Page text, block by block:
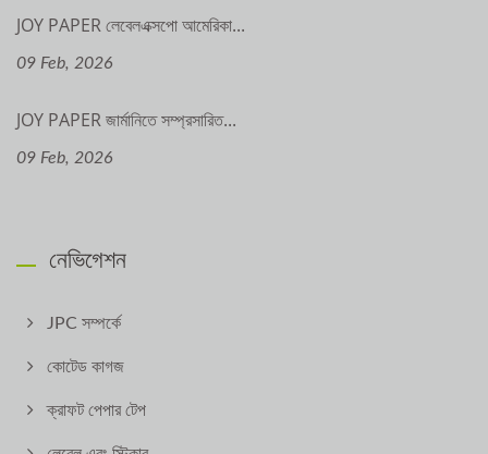
JOY PAPER লেবেলএক্সপো আমেরিকা...
09 Feb, 2026
JOY PAPER জার্মানিতে সম্প্রসারিত...
09 Feb, 2026
নেভিগেশন
JPC সম্পর্কে
কোটেড কাগজ
ক্রাফট পেপার টেপ